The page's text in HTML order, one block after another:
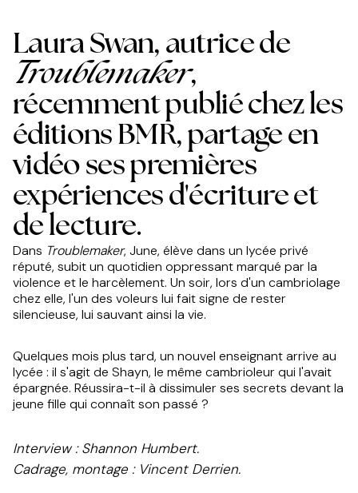
Laura Swan, autrice de
Troublemaker,
récemment publié chez les
éditions BMR, partage en
vidéo ses premières
expériences d'écriture et
de lecture.
Dans Troublemaker, June, élève dans un lycée privé
réputé, subit un quotidien oppressant marqué par la
violence et le harcèlement. Un soir, lors d'un cambriolage
chez elle, l'un des voleurs lui fait signe de rester
silencieuse, lui sauvant ainsi la vie.
Quelques mois plus tard, un nouvel enseignant arrive au
lycée : il s'agit de Shayn, le même cambrioleur qui l'avait
épargnée. Réussira-t-il à dissimuler ses secrets devant la
jeune fille qui connaît son passé ?
Interview : Shannon Humbert.
Cadrage, montage : Vincent Derrien.